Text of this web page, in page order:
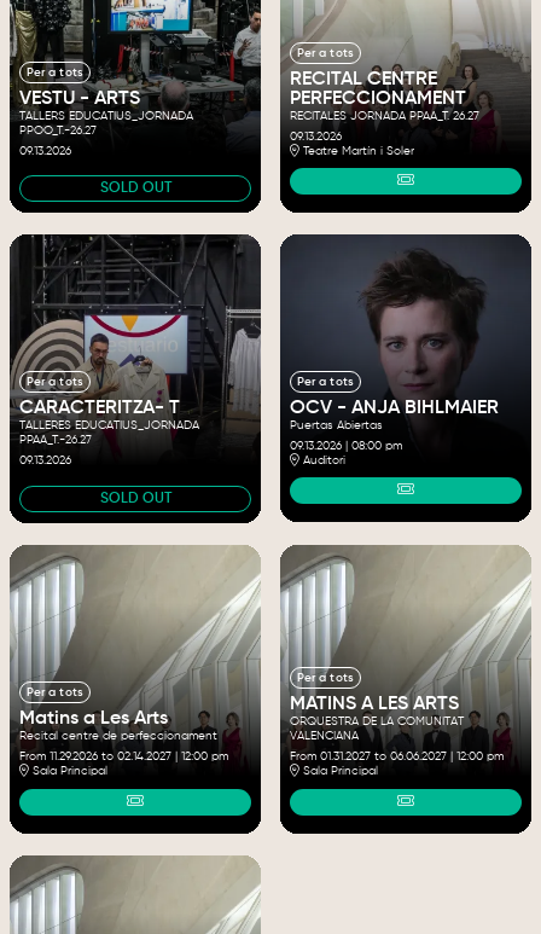
SOLD OUT
Per a tots
VESTU - ARTS
TALLERS EDUCATIUS_JORNADA
PPOO_T.-26.27
09.13.2026
Per a tots
RECITAL CENTRE
PERFECCIONAMENT
RECITALES JORNADA PPAA_T. 26.27
09.13.2026
Teatre Martín i Soler
SOLD OUT
Per a tots
CARACTERITZA- T
TALLERES EDUCATIUS_JORNADA
PPAA_T.-26.27
09.13.2026
Per a tots
OCV - ANJA BIHLMAIER
Puertas Abiertas
09.13.2026| 08:00 pm
Auditori
Per a tots
Matins a Les Arts
Recital centre de perfeccionament
From 11.29.2026to 02.14.2027| 12:00 pm
Sala Principal
Per a tots
MATINS A LES ARTS
ORQUESTRA DE LA COMUNITAT
VALENCIANA
From 01.31.2027to 06.06.2027| 12:00 pm
Sala Principal